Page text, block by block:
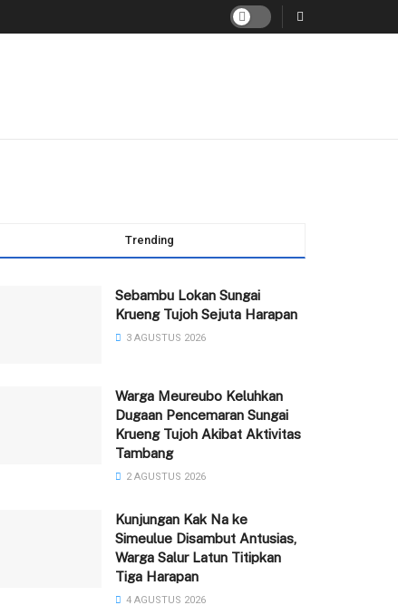
Trending
Sebambu Lokan Sungai
Krueng Tujoh Sejuta Harapan
3 AGUSTUS 2026
Warga Meureubo Keluhkan
Dugaan Pencemaran Sungai
Krueng Tujoh Akibat Aktivitas
Tambang
2 AGUSTUS 2026
Kunjungan Kak Na ke
Simeulue Disambut Antusias,
Warga Salur Latun Titipkan
Tiga Harapan
4 AGUSTUS 2026